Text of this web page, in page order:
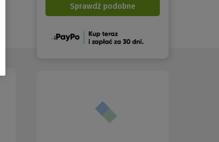
Sprawdź podobne
(Nowe